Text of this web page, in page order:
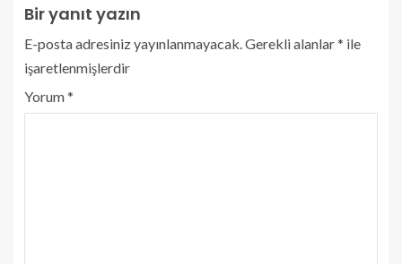
Bir yanıt yazın
E-posta adresiniz yayınlanmayacak.Gerekli alanlar* ile
işaretlenmişlerdir
Yorum*